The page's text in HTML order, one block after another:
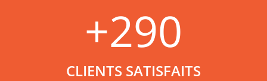
+290
CLIENTS SATISFAITS